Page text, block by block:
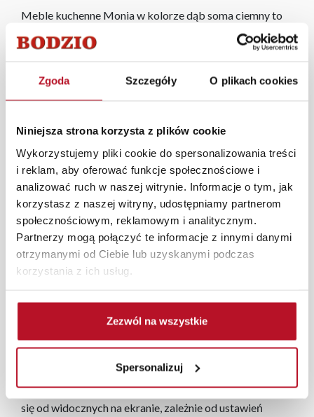
Zgoda Szczegóły O plikach cookies
Niniejsza strona korzysta z plików cookie
Wykorzystujemy pliki cookie do spersonalizowania treści
i reklam, aby oferować funkcje społecznościowe i
analizować ruch w naszej witrynie. Informacje o tym, jak
korzystasz z naszej witryny, udostępniamy partnerom
społecznościowym, reklamowym i analitycznym.
Partnerzy mogą połączyć te informacje z innymi danymi
otrzymanymi od Ciebie lub uzyskanymi podczas
korzystania z ich usług.
Zezwól na wszystkie
Spersonalizuj
Meble kuchenne Monia w kolorze dąb soma ciemny to
eleganckie i nowoczesne rozwiązanie dla Twojej kuchni.
Charakteryzują się głębokim, ciemnym odcieniem dębu,
wysokiej jakości materiałów, oferują trwałość i
funkcjonalność, idealnie pasując do różnych aranżacji. Ich
zarówno praktyczne, jak i stylowe, tworząc harmonijną
przestrzeń w Twojej kuchni.
W każdym z salonów mebli Bodzio oferujemy pomoc w
aranżacji mebli, a nasi pracownicy z wykorzystaniem
programu Planer 3D bezpłatnie zaprojektują i
przygotują kompleksową wizualizację Państwa
pomieszczenia wraz z wyceną. Każde zamówienie
złożone w sklepie stacjonarnym dostarczymy do 3 dni
roboczych na terenie całej Polski. W przypadku
zamówienia powyżej 1000 zł dostarczamy gratis
niezależnie od miejsca złożenia zamówienia.
Zdjęcia produktów mają charakter poglądowy.
Rzeczywiste kolory i struktura materiałów mogą różnić
się od widocznych na ekranie, zależnie od ustawień